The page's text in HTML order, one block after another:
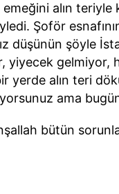
emeğini alın
Şoför
düşünün şöyle
yiyecek gelmiyor,
yerde alın teri
ama
bütün